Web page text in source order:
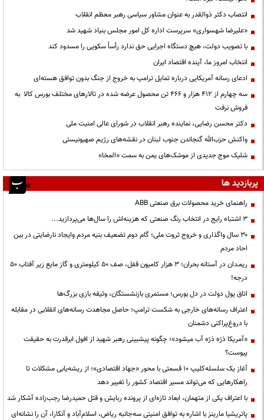
انتصاب دکتر ذوالقدر به عنوان مشاور سیاسی رهبر معظم انقلاب
«علیرضا شهسواری» سرپرست اداره کل امور مجلس بنیاد شهید شد
با تصویب دولت، هیچ دستگاه اجرایی حق ندارد رأساً سکویی را مسدود کند
انتخاب امروز ما، آینده اقتصاد ایران
ادعای رسانه آمریکایی درباره تمایل ترامپ به خروج از جنگ بدون توافق هسته‌ای
سه چهارم از ۴۱۲ هزار و ۴۶۶ تن محصول عرضه شده در تالارهای مختلف بورس کالا به
فروش نرفت
دکتر محسن رضایی، نماینده رهبر انقلاب در شورای عالی امنیت ملی
واکنش حزب‌الله گنجاندن جنوب لبنان در نقشه‌های رژیم صهیونیستی
شلیک موج جدیدی از موشک‌های یمن به سمت «المخا»
پربازدید ها
راهنمای خرید محصولات برق صنعتی ABB
3 اشتباه رایج در انتخاب رنگ صنعتی که هزینه‌اش را سال‌ها می‌پردازید...
۳۰ سال واگذاری و خروج ثروت ملی؛ گام دوم تضعیف بنیه مردم وایجاد نارضایتی در بین
احاد مردم
ریمـدان در آستانه بحران؛ ۳ هزار کامیون قفل، صف ۵۰ کیلومتری و گاز مایع زیر آفتاب ۵۰
درجه!
اتاق پول دولت در دل بورس؛ مستمری بازنشستگان، وثیقه بازی بزرگ‌ها
اعتراف رسانه‌های خارجی به شکست ترامپ؛ حاصل مجاهدت رسانه‌های انقلابی در مقابله
با دروغ‌پراکنی دشمنان
«آمریکا ذرّه ذرّه آب میشود»؛ چگونه پیشبینی رهبر شهید از افول ابرقدرت به حقیقت
پیوست؟
آغاز یک سلسله‌کلیپ ۱۰ قسمتی با محور «جهاد اقتصادی»؛ از ریشه‌یابی مشکلات تا
راهکارهایی که می‌تواند مسیر اقتصاد کشور را تغییر دهد
با اعتراف یکی از متهمان، ابعاد تازه‌ای از پرونده ربایش و قتل حمیدرضا رجب‌زاده آشکار شد
پاتریشیا مارینز با اشاره به توافق امنیتی سه‌جانبه ریاض، اسلام‌آباد و آنکارا، آن را نشانه‌ای